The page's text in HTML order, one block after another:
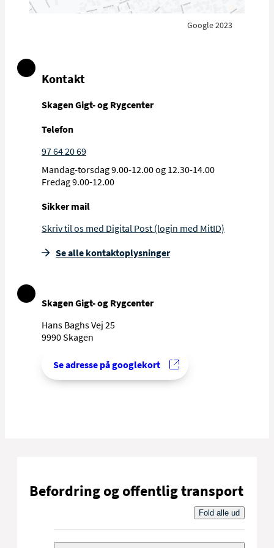
Google 2023
Kontakt
Skagen Gigt- og Rygcenter
Telefon
97 64 20 69
Mandag-torsdag 9.00-12.00 og 12.30-14.00
Fredag 9.00-12.00
Sikker mail
Skriv til os med Digital Post (login med MitID)
Se alle kontakt­oplysninger
Skagen Gigt- og Rygcenter
Hans Baghs Vej 25
9990 Skagen
Se adresse på googlekort
Befordring og offentlig transport
Fold alle ud